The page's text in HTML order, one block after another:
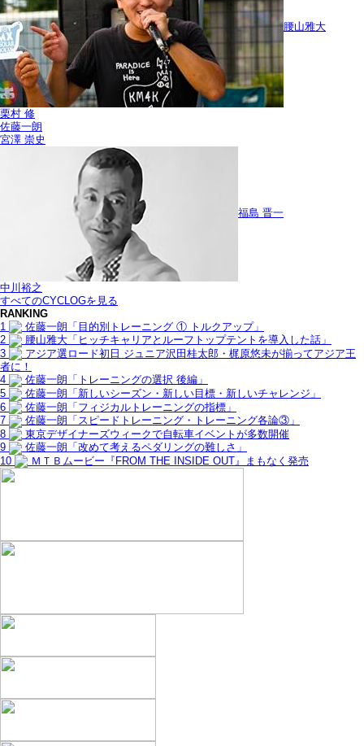
腰山雅大
栗村 修
佐藤一朗
宮澤 崇史
福島 晋一
中川裕之
すべてのCYCLOGを見る
RANKING
1
佐藤一朗「目的別トレーニング ① トルクアップ」
2
腰山雅大「ヒッチキャリアとルーフトップテントを導入した話」
3
アジア選ロード初日 ジュニア沢田桂太郎・梶原悠未が揃ってアジア王
者に！
4
佐藤一朗「トレーニングの選択 後編」
5
佐藤一朗「新しいシーズン・新しい目標・新しいチャレンジ」
6
佐藤一朗「フィジカルトレーニングの指標」
7
佐藤一朗「スピードトレーニング・トレーニング各論③」
8
東京デザイナーズウィークで自転車イベントが多数開催
9
佐藤一朗「改めて考えるペダリングの難しさ」
10
ＭＴＢムービー『FROM THE INSIDE OUT』まもなく発売